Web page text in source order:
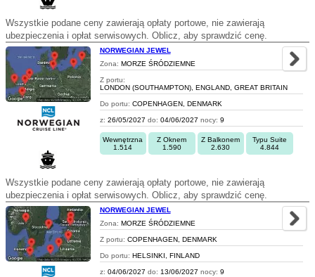
Wszystkie podane ceny zawierają opłaty portowe, nie zawierają
ubezpieczenia i opłat serwisowych. Oblicz, aby sprawdzić cenę.
NORWEGIAN JEWEL
Zona: MORZE ŚRÓDZIEMNE
Z portu:
LONDON (SOUTHAMPTON), ENGLAND, GREAT BRITAIN
Do portu: COPENHAGEN, DENMARK
z: 26/05/2027 do: 04/06/2027 nocy: 9
Wewnętrzna
1.514
Z Oknem
1.590
Z Balkonem
2.630
Typu Suite
4.844
Wszystkie podane ceny zawierają opłaty portowe, nie zawierają
ubezpieczenia i opłat serwisowych. Oblicz, aby sprawdzić cenę.
NORWEGIAN JEWEL
Zona: MORZE ŚRÓDZIEMNE
Z portu: COPENHAGEN, DENMARK
Do portu: HELSINKI, FINLAND
z: 04/06/2027 do: 13/06/2027 nocy: 9